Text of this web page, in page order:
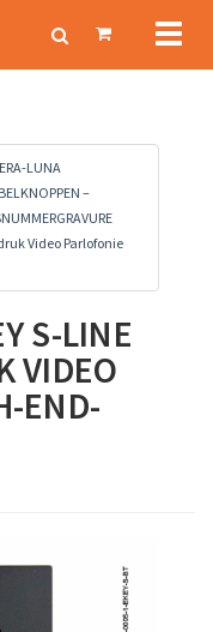
LUNA
–
Video Parlofonie
S-LINE
VIDEO
END-